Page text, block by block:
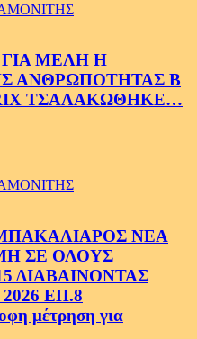
ΜΕΛΗ Η
ΑΝΘΡΩΠΟΤΗΤΑΣ Β
ΤΣΑΛΑΚΩΘΗΚΕ…
ΝΕΑ
ΣΕ ΟΛΟΥΣ
ΔΙΑΒΑΙΝΟΝΤΑΣ
ΕΠ.8
μέτρηση για